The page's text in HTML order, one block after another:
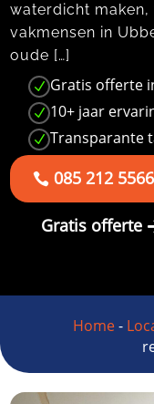
waterdicht
vakmensen in
oude […]
N Gratis offerte
N 10+ jaar
N Transparante
085 212 5566
Gratis offerte
Home-